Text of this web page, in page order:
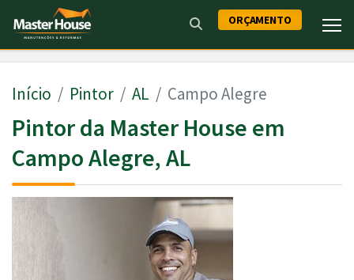
ORÇAMENTO
Início Pintor AL Campo Alegre
Pintor da Master House em
Campo Alegre, AL